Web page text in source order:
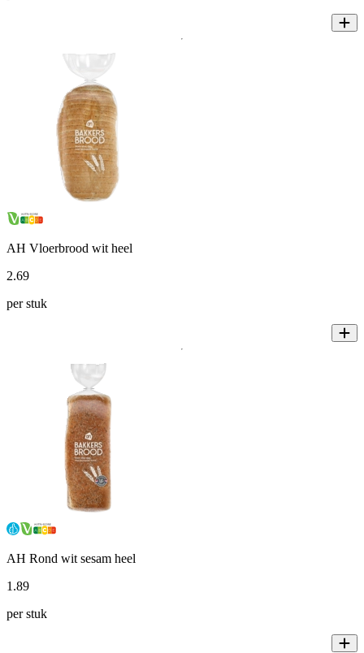
AH Vloerbrood wit heel
2.69
per stuk
AH Rond wit sesam heel
1 .89
per stuk